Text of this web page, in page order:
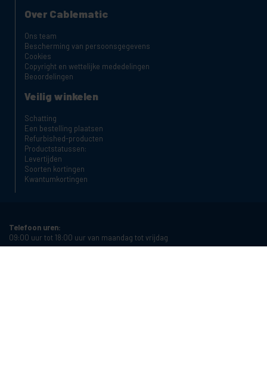
Over Cablematic
Ons team
Bescherming van persoonsgegevens
Cookies
Copyright en wettelijke mededelingen
Beoordelingen
Veilig winkelen
Schatting
Een bestelling plaatsen
Refurbished-producten
Productstatussen:
Levertijden
Soorten kortingen
Kwantumkortingen
Telefoon uren:
09:00 uur tot 18:00 uur van maandag tot vrijdag